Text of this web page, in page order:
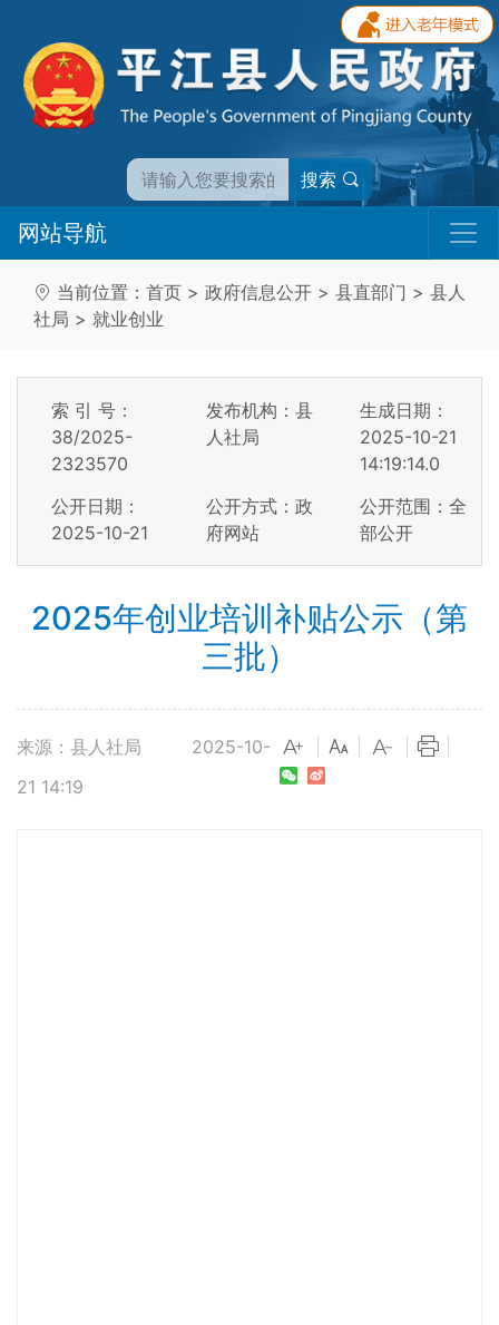
搜索
网站导航
当前位置： 首页 > 政府信息公开 > 县直部门 > 县人
社局 > 就业创业
索 引 号：
38/2025-
2323570
发布机构：县
人社局
生成日期：
2025-10-21
14:19:14.0
公开日期：
2025-10-21
公开方式：政
府网站
公开范围：全
部公开
2025年创业培训补贴公示（第
三批）
来源：县人社局
2025-10-
21 14:19